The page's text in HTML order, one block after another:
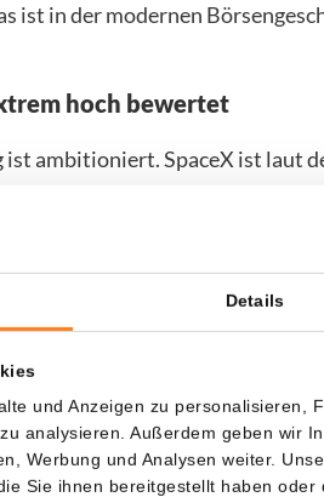
Details
und Anzeigen zu personalisieren,
analysieren. Außerdem geben wir
Werbung und Analysen weiter.
Sie ihnen bereitgestellt haben
ist in der modernen
hoch bewertet
ambitioniert. SpaceX ist laut
den Bewertungen der
nicht für den aktuellen
der SpaceX sehr viel mehr als
umfasst Starlink, KI-
und letztlich Passagierflüge